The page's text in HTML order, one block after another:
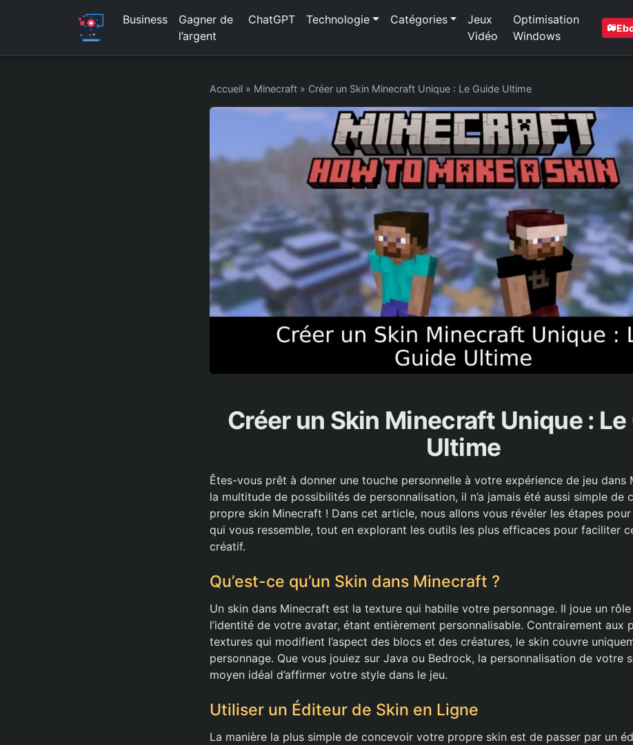
Business
Gagner de
l’argent
ChatGPT Technologie Catégories
Jeux
Vidéo
Optimisation
Windows
Accueil » Minecraft » Créer un Skin Minecraft Unique : Le Guide Ultime
Créer un Skin Minecraft Unique : Le
Ultime
Êtes-vous prêt à donner une touche personnelle à votre expérience de jeu dans
la multitude de possibilités de personnalisation, il n’a jamais été aussi simple de
propre skin Minecraft ! Dans cet article, nous allons vous révéler les étapes
qui vous ressemble, tout en explorant les outils les plus efficaces pour faciliter
créatif.
Qu’est-ce qu’un Skin dans Minecraft ?
Un skin dans Minecraft est la texture qui habille votre personnage. Il joue un
l’identité de votre avatar, étant entièrement personnalisable. Contrairement aux
textures qui modifient l’aspect des blocs et des créatures, le skin couvre
personnage. Que vous jouiez sur Java ou Bedrock, la personnalisation de votre
moyen idéal d’affirmer votre style dans le jeu.
Utiliser un Éditeur de Skin en Ligne
La manière la plus simple de concevoir votre propre skin est de passer par un